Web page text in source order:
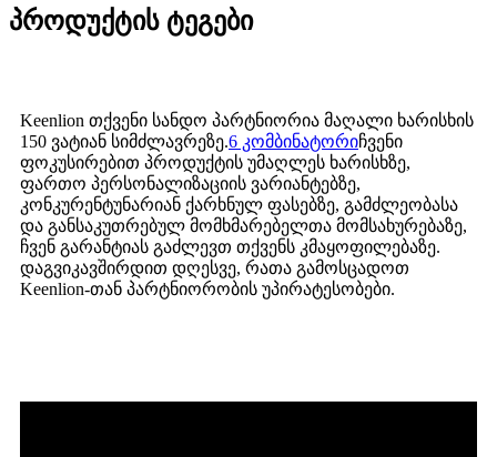
პროდუქტის ტეგები
Keenlion თქვენი სანდო პარტნიორია მაღალი ხარისხის
150 ვატიან სიმძლავრეზე.6 კომბინატორიჩვენი
ფოკუსირებით პროდუქტის უმაღლეს ხარისხზე,
ფართო პერსონალიზაციის ვარიანტებზე,
კონკურენტუნარიან ქარხნულ ფასებზე, გამძლეობასა
და განსაკუთრებულ მომხმარებელთა მომსახურებაზე,
ჩვენ გარანტიას გაძლევთ თქვენს კმაყოფილებაზე.
დაგვიკავშირდით დღესვე, რათა გამოსცადოთ
Keenlion-თან პარტნიორობის უპირატესობები.